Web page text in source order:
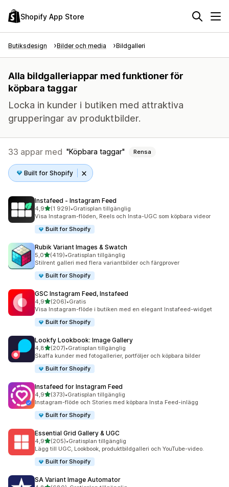
Shopify App Store
Butiksdesign Bilder och media Bildgalleri
Alla bildgalleriappar med funktioner för
köpbara taggar
Locka in kunder i butiken med attraktiva
grupperingar av produktbilder.
33 appar med Köpbara taggar Rensa
Built for Shopify
Instafeed ‑ Instagram Feed
4,9av 5 stjärnor
(1 929)
1929 recensioner totalt
•Gratisplan tillgänglig
Visa Instagram-flöden, Reels och Insta-UGC som köpbara videor
Built for Shopify
Rubik Variant Images & Swatch
5,0av 5 stjärnor
(419)
419 recensioner totalt
•Gratisplan tillgänglig
Stilrent galleri med flera variantbilder och färgprover
Built for Shopify
GSC Instagram Feed, Instafeed
4,9av 5 stjärnor
(206)
206 recensioner totalt
•Gratis
Visa Instagram-flöde i butiken med en elegant Instafeed-widget
Built for Shopify
Lookfy Lookbook: Image Gallery
4,8av 5 stjärnor
(207)
207 recensioner totalt
•Gratisplan tillgänglig
Skaffa kunder med fotogallerier, portföljer och köpbara bilder
Built for Shopify
Instafeed for Instagram Feed
4,9av 5 stjärnor
(373)
373 recensioner totalt
•Gratisplan tillgänglig
Instagram-flöde och Stories med köpbara Insta Feed-inlägg
Built for Shopify
Essential Grid Gallery & UGC
4,9av 5 stjärnor
(205)
205 recensioner totalt
•Gratisplan tillgänglig
Lägg till UGC, Lookbook, produktbildgalleri och YouTube-video.
Built for Shopify
SA Variant Image Automator